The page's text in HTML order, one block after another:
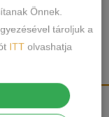
Önnek.
tároljuk a
ITT olvashatja